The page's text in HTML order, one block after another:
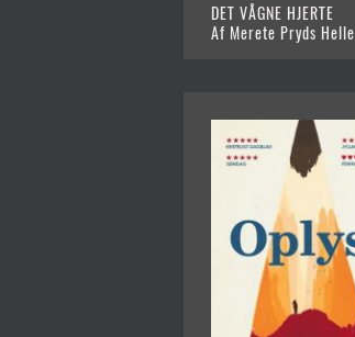
DET VÅGNE HJERTE
Af Merete Pryds Helle